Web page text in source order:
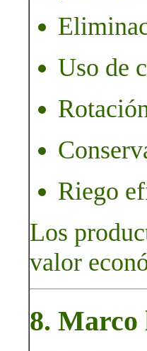
Uso de
Riego
Los
valor
8. Marco